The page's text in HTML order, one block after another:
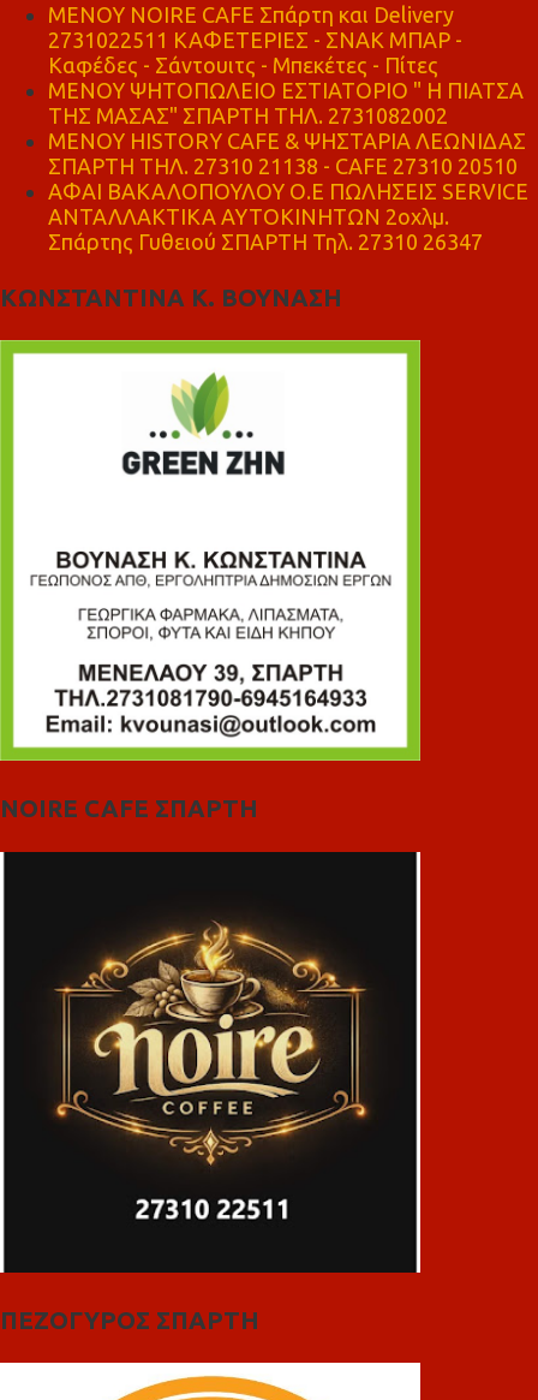
MENOY NOIRE CAFE Σπάρτη και Delivery
2731022511 ΚΑΦΕΤΕΡΙΕΣ - ΣΝΑΚ ΜΠΑΡ -
Καφέδες - Σάντουιτς - Μπεκέτες - Πίτες
ΜΕΝΟΥ ΨΗΤΟΠΩΛΕΙΟ ΕΣΤΙΑΤΟΡΙΟ " Η ΠΙΑΤΣΑ
ΤΗΣ ΜΑΣΑΣ" ΣΠΑΡΤΗ ΤΗΛ. 2731082002
ΜΕΝΟΥ HISTORY CAFE & ΨΗΣΤΑΡΙΑ ΛΕΩΝΙΔΑΣ
ΣΠΑΡΤΗ ΤΗΛ. 27310 21138 - CAFE 27310 20510
ΑΦΑΙ ΒΑΚΑΛΟΠΟΥΛΟΥ Ο.Ε ΠΩΛΗΣΕΙΣ SERVICE
ΑΝΤΑΛΛΑΚΤΙΚΑ ΑΥΤΟΚΙΝΗΤΩΝ 2οχλμ.
Σπάρτης Γυθειού ΣΠΑΡΤΗ Τηλ. 27310 26347
ΚΩΝΣΤΑΝΤΙΝΑ Κ. ΒΟΥΝΑΣΗ
NOIRE CAFE ΣΠΑΡΤΗ
ΠΕΖΟΓΥΡΟΣ ΣΠΑΡΤΗ